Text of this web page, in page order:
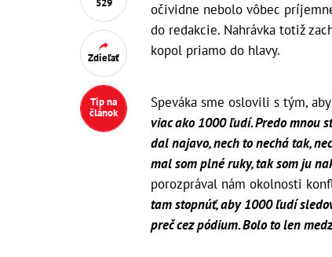
529
Zdieľať
Tip na
článok
očividne nebolo vôbec
do redakcie. Nahrávka totiž
kopol priamo do hlavy.
Speváka sme oslovili s tým,
viac ako 1000 ľudí. Predo mnou
dal najavo, nech to nechá tak,
mal som plné ruky, tak som ju
porozprával nám okolnosti
tam stopnúť, aby 1000 ľudí
preč cez pódium. Bolo to len